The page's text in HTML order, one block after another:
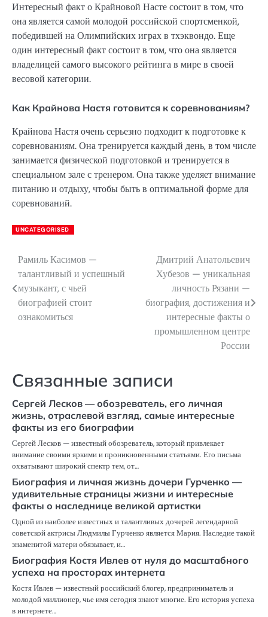
Интересный факт о Крайновой Насте состоит в том, что
она является самой молодой российской спортсменкой,
победившей на Олимпийских играх в тхэквондо. Еще
один интересный факт состоит в том, что она является
владелицей самого высокого рейтинга в мире в своей
весовой категории.
Как Крайнова Настя готовится к соревнованиям?
Крайнова Настя очень серьезно подходит к подготовке к
соревнованиям. Она тренируется каждый день, в том числе
занимается физической подготовкой и тренируется в
специальном зале с тренером. Она также уделяет внимание
питанию и отдыху, чтобы быть в оптимальной форме для
соревнований.
UNCATEGORISED
Навигация
по
записям
Рамиль Касимов —
талантливый и успешный
музыкант, с чьей
биографией стоит
ознакомиться
Дмитрий Анатольевич
Хубезов — уникальная
личность Рязани —
биография, достижения и
интересные факты о
промышленном центре
России
Связанные записи
Сергей Лесков — обозреватель, его личная
жизнь, отраслевой взгляд, самые интересные
факты из его биографии
Сергей Лесков — известный обозреватель, который привлекает
внимание своими яркими и проникновенными статьями. Его письма
охватывают широкий спектр тем, от…
Биография и личная жизнь дочери Гурченко —
удивительные страницы жизни и интересные
факты о наследнице великой артистки
Одной из наиболее известных и талантливых дочерей легендарной
советской актрисы Людмилы Гурченко является Мария. Наследие такой
знаменитой матери обязывает, и…
Биография Костя Ивлев от нуля до масштабного
успеха на просторах интернета
Костя Ивлев — известный российский блогер, предприниматель и
молодой миллионер, чье имя сегодня знают многие. Его история успеха
в интернете…